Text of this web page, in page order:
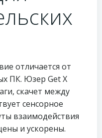
отличается от
ПК. Юзер Get X
скачет между
сенсорное
взаимодействия
и ускорены.